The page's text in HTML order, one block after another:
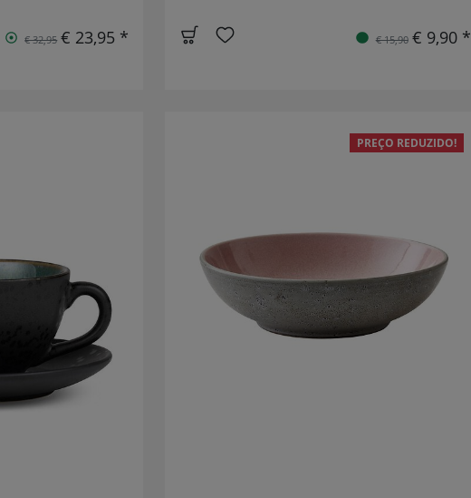
€ 32,95 € 23,95 * € 15,90 € 9,90 *
PREÇO REDUZIDO!